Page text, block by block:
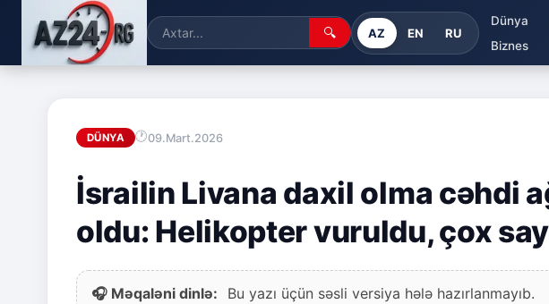
🔍 AZ EN RU
Dünya
Biznes
DÜNYA 09.Mart.2026
İsrailin Livana daxil olma cəhdi
oldu: Helikopter vuruldu, çox
🎧 Məqaləni dinlə: Bu yazı üçün səsli versiya hələ hazırlanmayıb.